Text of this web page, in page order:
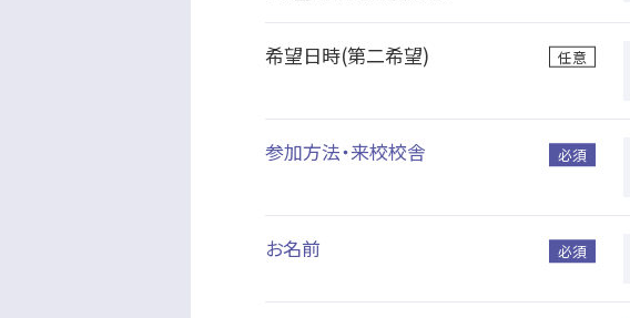
希望日時(第二希望)
参加方法・来校校舎
お名前